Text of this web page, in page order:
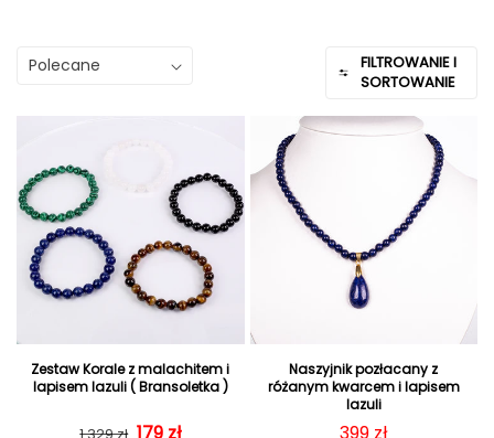
FILTROWANIE I
SORTOWANIE
Zestaw Korale z malachitem i
lapisem lazuli ( Bransoletka )
Cena regularna
1 329 zł Cena sprzedaży
179 zł
Naszyjnik pozłacany z
różanym kwarcem i lapisem
lazuli
Cena regularna
399 zł